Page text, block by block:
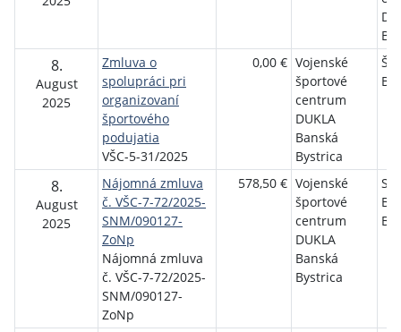
8.
August
2025
Zmluva o
spolupráci pri
organizovaní
športového
podujatia
VŠC-5-31/2025
0,00 € Vojenské
športové
centrum
DUKLA
Banská
Bystrica
ŠK
BB
8.
August
2025
Nájomná zmluva
č. VŠC-7-72/2025-
SNM/090127-
ZoNp
Nájomná zmluva
č. VŠC-7-72/2025-
SNM/090127-
ZoNp
578,50 € Vojenské
športové
centrum
DUKLA
Banská
Bystrica